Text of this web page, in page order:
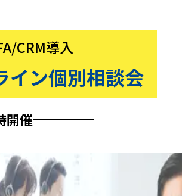
CRM導入
イン個別相談会
開催